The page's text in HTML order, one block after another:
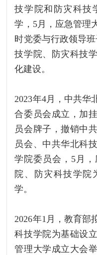
技学院和防灾科技
学，5月，应急管理
时党委与行政领导
技学院、防灾科技
化建设。
2023年4月，中共华
合委员会成立，加
员会牌子，撤销中
员会、中共华北科
学院委员会，5月
院、防灾科技学院
学。
2026年1月，教育部
科技学院为基础设
管理大学成立大会